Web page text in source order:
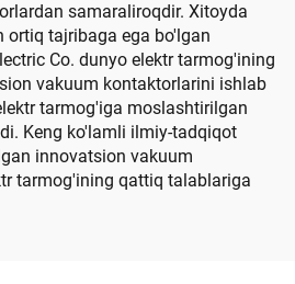
samaraliroqdir. Xitoyda
ortiq tajribaga ega bo'lgan
Co. dunyo elektr tarmog'ining
vakuum kontaktorlarini ishlab
tarmog'iga moslashtirilgan
Keng ko'lamli ilmiy-tadqiqot
innovatsion vakuum
tarmog'ining qattiq talablariga